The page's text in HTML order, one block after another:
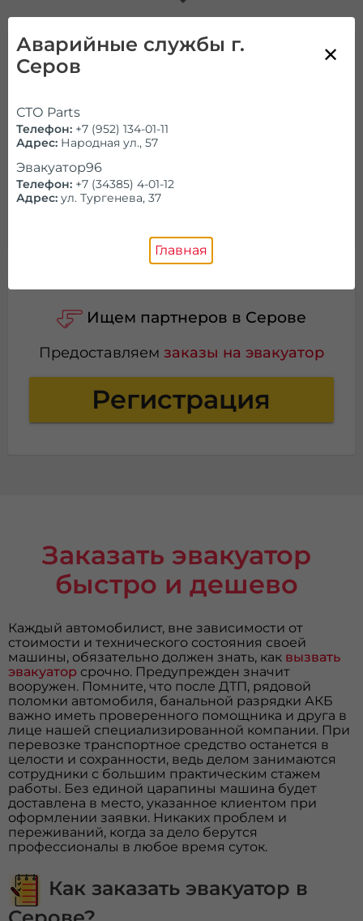
Справочник
Проконсультируем и ответим на
Ищем партнеров в Серове
Предоставляем заказы на эвакуатор
Регистрация
Заказать эвакуатор
быстро и дешево
Каждый автомобилист, вне зависимости от
стоимости и технического состояния своей
машины, обязательно должен знать, как вызвать
эвакуатор срочно. Предупрежден значит
вооружен. Помните, что после ДТП, рядовой
поломки автомобиля, банальной разрядки АКБ
важно иметь проверенного помощника и друга в
лице нашей специализированной компании. При
перевозке транспортное средство останется в
целости и сохранности, ведь делом занимаются
сотрудники с большим практическим стажем
работы. Без единой царапины машина будет
доставлена в место, указанное клиентом при
оформлении заявки. Никаких проблем и
переживаний, когда за дело берутся
профессионалы в любое время суток.
Как заказать эвакуатор в
Аварийные службы г.
Серов
СТО Parts
Телефон: +7 (952) 134-01-11
Адрес: Народная ул., 57
Эвакуатор96
Телефон: +7 (34385) 4-01-12
Адрес: ул. Тургенева, 37
Главная